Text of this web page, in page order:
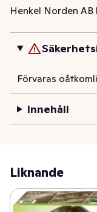
färgresultat.
Hårfärgen har
smidigt kan täcka
93%*
framhäver en
vårdande
olivolja från
Natural & Easy –
Henkel Norden
Förvaras
Innehåll
Liknande